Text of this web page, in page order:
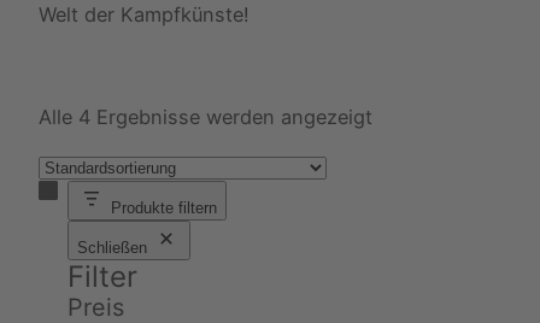
Welt der Kampfkünste!
Alle 4 Ergebnisse werden angezeigt
Produkte filtern
Schließen
Filter
Preis